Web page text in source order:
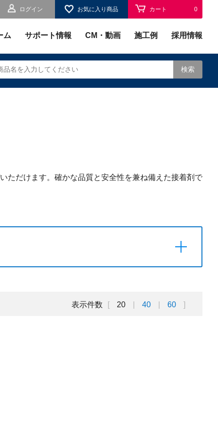
ログイン お気に入り商品 カート 0
ム サポート情報 CM・動画 施工例 採用情報
検索
ただけます。確かな品質と安全性を兼ね備えた接着剤で
表示件数 20 40 60